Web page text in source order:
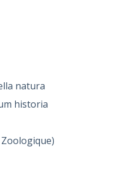
natura
historia